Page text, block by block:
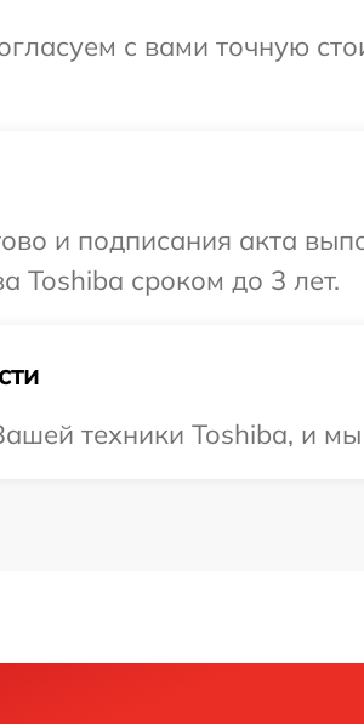
с вами точную
и подписания акта
Toshiba сроком до 3 лет.
техники Toshiba, и